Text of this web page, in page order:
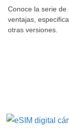
Conoce la serie de
ventajas,
otras versiones.